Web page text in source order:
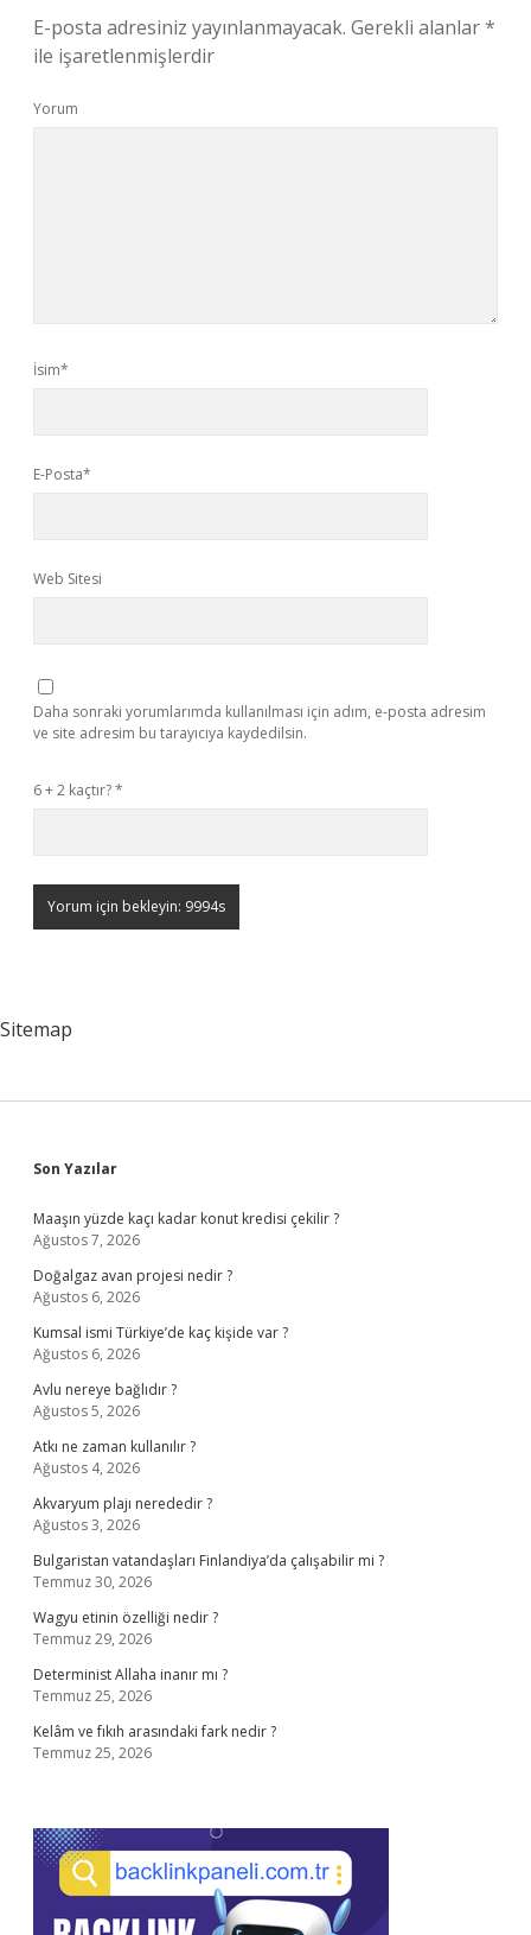
E-posta adresiniz yayınlanmayacak. Gerekli alanlar*
ile işaretlenmişlerdir
Yorum
İsim*
E-Posta*
Web Sitesi
Daha sonraki yorumlarımda kullanılması için adım, e-posta adresim
ve site adresim bu tarayıcıya kaydedilsin.
6 + 2 kaçtır?*
Sitemap
Sidebar
Son Yazılar
Maaşın yüzde kaçı kadar konut kredisi çekilir ?
Ağustos 7, 2026
Doğalgaz avan projesi nedir ?
Ağustos 6, 2026
Kumsal ismi Türkiye’de kaç kişide var ?
Ağustos 6, 2026
Avlu nereye bağlıdır ?
Ağustos 5, 2026
Atkı ne zaman kullanılır ?
Ağustos 4, 2026
Akvaryum plajı nerededir ?
Ağustos 3, 2026
Bulgaristan vatandaşları Finlandiya’da çalışabilir mi ?
Temmuz 30, 2026
Wagyu etinin özelliği nedir ?
Temmuz 29, 2026
Determinist Allaha inanır mı ?
Temmuz 25, 2026
Kelâm ve fıkıh arasındaki fark nedir ?
Temmuz 25, 2026